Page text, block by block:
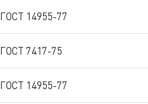
ГОСТ 14955-77
ГОСТ 7417-75
ГОСТ 14955-77